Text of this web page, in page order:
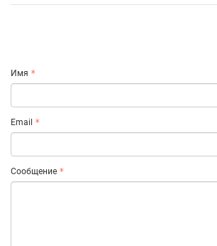
Имя
Email
Сообщение